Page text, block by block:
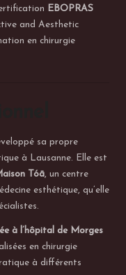
EBOPRAS
and Aesthetic
en chirurgie
sa propre
à Lausanne. Elle est
Tóā , un centre
esthétique, qu’elle
à l’hôpital de Morges
en chirurgie
à différents